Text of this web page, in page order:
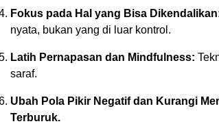
Fokus pada Hal yang Bisa
nyata, bukan yang di luar kontrol.
Latih Pernapasan dan Mindfulness:
saraf.
Ubah Pola Pikir Negatif dan Kurangi
Terburuk.